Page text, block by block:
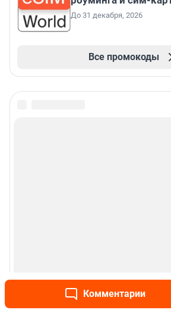
Комментарии
До 31 декабря, 2026
Все промокоды